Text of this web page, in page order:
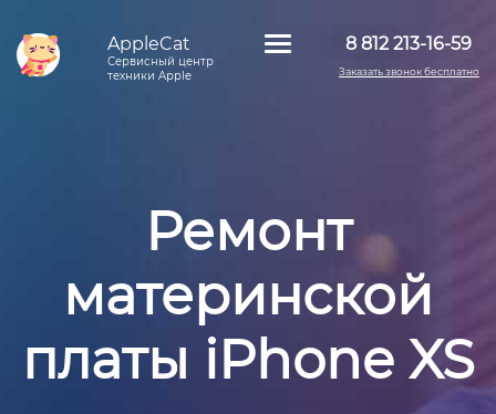
AppleCat
Сервисный центр
техники Apple
8 812 213-16-59
Заказать звонок бесплатно
Ремонт
материнской
платы iPhone XS